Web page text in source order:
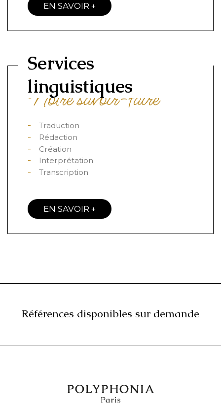
EN SAVOIR +
Services
linguistiques
Notre savoir-faire
Traduction
Rédaction
Création
Interprétation
Transcription
EN SAVOIR +
Références disponibles sur demande